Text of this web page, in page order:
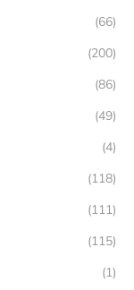
(66)
(200)
(86)
(49)
(4)
(118)
(111)
(115)
(1)